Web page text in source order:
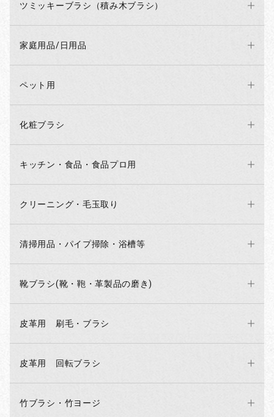
ツミッキーブラシ（積み木ブラシ）
家庭用品/日用品
ペット用
化粧ブラシ
キッチン・食品・食品プロ用
クリーニング・毛玉取り
清掃用品・パイプ掃除・浴槽等
靴ブラシ(靴・鞄・革製品の磨き)
皮革用 刷毛・ブラシ
皮革用 回転ブラシ
竹ブラシ・竹ヨージ